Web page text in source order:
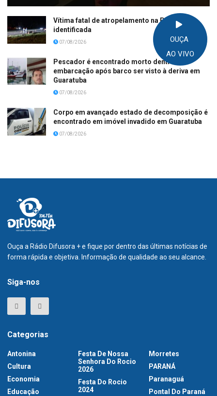
OUÇA
AO VIVO
Vítima fatal de atropelamento na PR-508 é
identificada
07/08/2026
Pescador é encontrado morto dentro de
embarcação após barco ser visto à deriva em
Guaratuba
07/08/2026
Corpo em avançado estado de decomposição é
encontrado em imóvel invadido em Guaratuba
07/08/2026
Ouça a Rádio Difusora + e fique por dentro das últimas notícias de
forma rápida e objetiva. Informação de qualidade ao seu alcance.
Siga-nos
Categorias
Antonina
Cultura
Economia
Educação
Festa De Nossa
Senhora Do Rocio
2026
Festa Do Rocio
2024
Morretes
PARANÁ
Paranaguá
Pontal Do Paraná